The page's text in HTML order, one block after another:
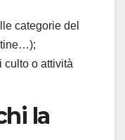
categorie del
culto o attività
la